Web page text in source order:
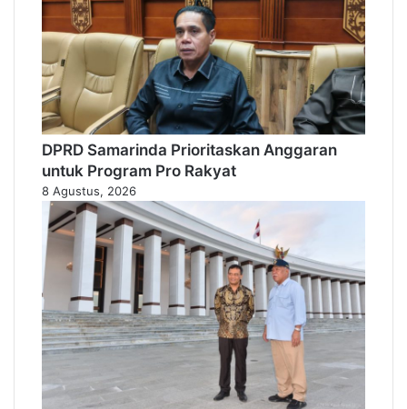
DPRD Samarinda Prioritaskan Anggaran
untuk Program Pro Rakyat
8 Agustus, 2026